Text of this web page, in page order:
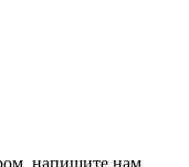
напишите нам